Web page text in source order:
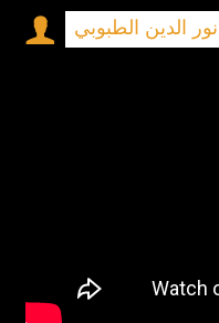
نور الدين الطبوبي